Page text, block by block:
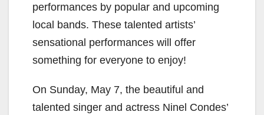
performances by popular and upcoming
local bands. These talented artists’
sensational performances will offer
something for everyone to enjoy!
On Sunday, May 7, the beautiful and
talented singer and actress Ninel Condes’